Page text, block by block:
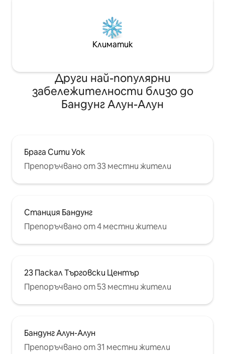
Климатик
Други най-популярни
забележителности близо до
Бандунг Алун-Алун
Брага Сити Уок
Препоръчвано от 33 местни жители
Станция Бандунг
Препоръчвано от 4 местни жители
23 Паскал Търговски Център
Препоръчвано от 53 местни жители
Бандунг Алун-Алун
Препоръчвано от 31 местни жители